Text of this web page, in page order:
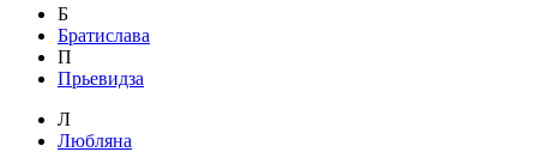
Б
Братислава
П
Прьевидза
Л
Любляна